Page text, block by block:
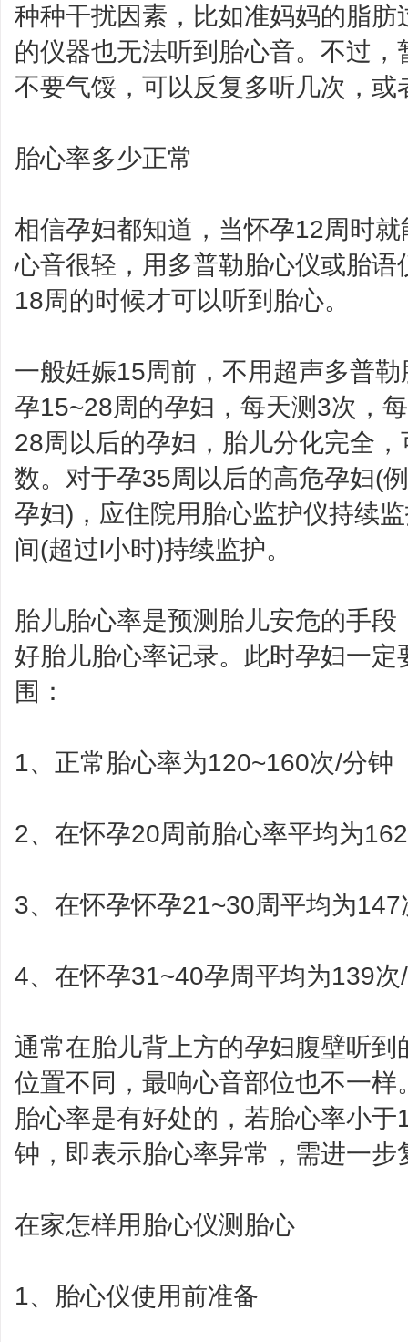
种种干扰因素，比如准妈妈的脂
的仪器也无法听到胎心音。不过
不要气馁，可以反复多听几次，或
胎心率多少正常
相信孕妇都知道，当怀孕12周时
心音很轻，用多普勒胎心仪或胎
18周的时候才可以听到胎心。
一般妊娠15周前，不用超声多普
孕15~28周的孕妇，每天测3次，
28周以后的孕妇，胎儿分化完全
数。对于孕35周以后的高危孕妇(
孕妇)，应住院用胎心监护仪持续
间(超过l小时)持续监护。
胎儿胎心率是预测胎儿安危的手
好胎儿胎心率记录。此时孕妇一
围：
1、正常胎心率为120~160次/分钟
2、在怀孕20周前胎心率平均为
3、在怀孕怀孕21~30周平均为147
4、在怀孕31~40孕周平均为139次
通常在胎儿背上方的孕妇腹壁听
位置不同，最响心音部位也不一
胎心率是有好处的，若胎心率小
钟，即表示胎心率异常，需进一步
在家怎样用胎心仪测胎心
1、胎心仪使用前准备